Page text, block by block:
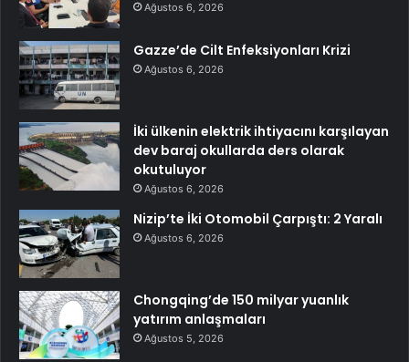
Ağustos 6, 2026
Gazze’de Cilt Enfeksiyonları Krizi
Ağustos 6, 2026
İki ülkenin elektrik ihtiyacını karşılayan
dev baraj okullarda ders olarak
okutuluyor
Ağustos 6, 2026
Nizip’te İki Otomobil Çarpıştı: 2 Yaralı
Ağustos 6, 2026
Chongqing’de 150 milyar yuanlık
yatırım anlaşmaları
Ağustos 5, 2026